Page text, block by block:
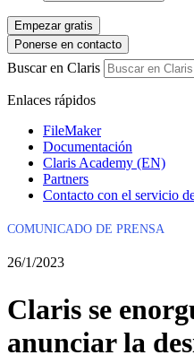
Empezar gratis
Ponerse en contacto
Buscar en Claris
Enlaces rápidos
FileMaker
Documentación
Claris Academy (EN)
Partners
Contacto con el servicio
COMUNICADO DE PRENSA
26/1/2023
Claris se
anunciar la